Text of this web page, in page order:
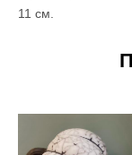
11 см.